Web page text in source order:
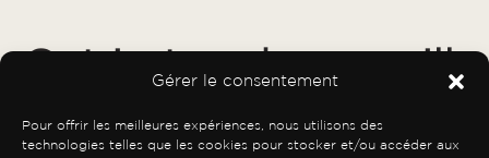
Gérer le consentement
Pour offrir les meilleures expériences, nous utilisons des
technologies telles que les cookies pour stocker et/ou accéder aux
Get in touch, we will
get back to you